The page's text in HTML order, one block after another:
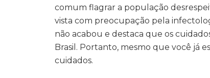
comum flagrar a população
vista com preocupação pela
não acabou e destaca que os
Brasil. Portanto, mesmo que você já
cuidados.